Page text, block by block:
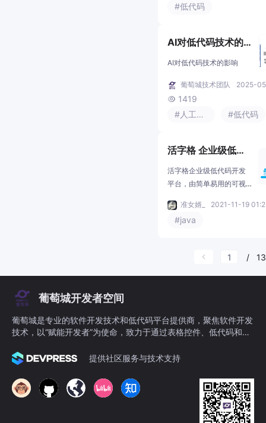
城公司的伙伴发展理念：
开发者的多样化需求，一
路披荆斩棘，历尽苦难，
是终点，只是另一座高峰
的开始，因为“活字格”在不
停地聆听用户的心声，不
#低代码
AI对低代码技术的
影响
AI对低代码技术的影响
葡萄城技术团队 2025-
 1419
#人工智能
#低代码
活字格 企业级低代
码开发平台
活字格企业级低代码开发
平台，由简单易用的可视
务器构成，能帮助开发人
员、IT 技术人员和业务人
级多终端应用，并随需而
变。活字格高度开放灵
行业应用软件无缝集成，
并可对接智能硬件、AI 等
系统开发。登录http://101.
准女婿_ 2021-11-19
#java
/
葡萄城开发者空间
葡萄城是专业的软件开发技术和低代码平台提供商，聚焦软件开发
技术，以“赋能开发者”为使命，致力于通过表格控件、低代码和BI
升开发效率并创新开发模式。提供社区服务与技术支持